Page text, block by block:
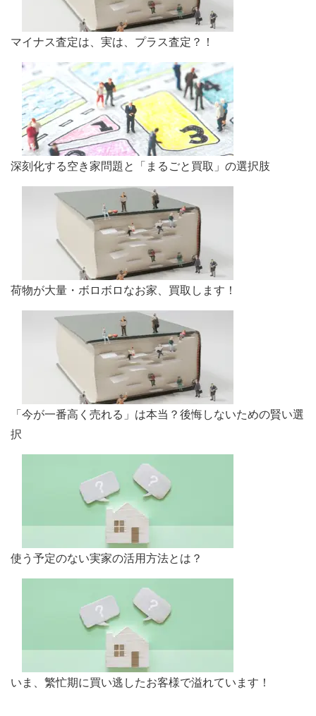
マイナス査定は、実は、プラス査定？！
深刻化する空き家問題と「まるごと買取」の選択肢
荷物が大量・ボロボロなお家、買取します！
「今が一番高く売れる」は本当？後悔しないための賢い選
択
使う予定のない実家の活用方法とは？
いま、繁忙期に買い逃したお客様で溢れています！